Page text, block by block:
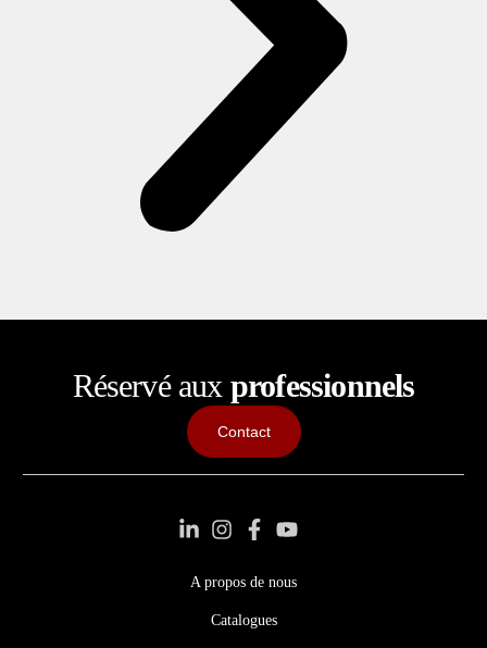
Réservé aux professionnels
Contact
A propos de nous
Catalogues